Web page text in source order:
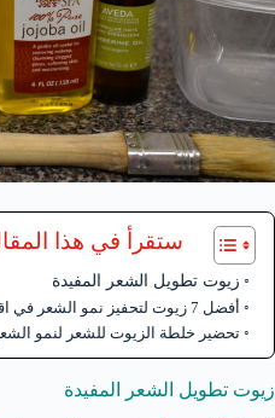
ستقرأ في هذا
زيوت تطويل الشعر المفيدة
أفضل 7 زيوت لتحفيز نمو الشعر في اقل من أسبوع :
تحضير خلطة الزيوت للشعر لنمو
زيوت تطويل الشعر المفيدة